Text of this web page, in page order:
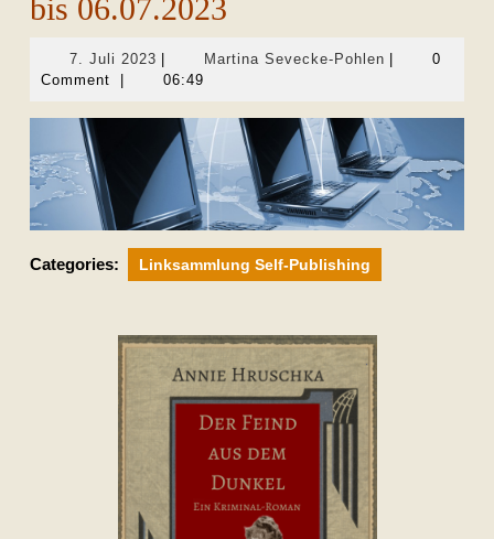
bis 06.07.2023
7. Juli 2023 7.
Juli
Martina Sevecke-PohlenMartina
0
Comment
06:49
Categories: Linksammlung Self-Publishing